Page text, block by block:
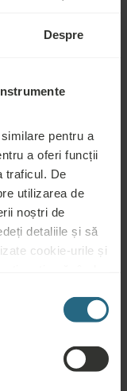
Despre
pentru a
a oferi funcții
traficul. De
utilizarea de
noștri de
detaliile și să
cookie-urile și
shortness of
diabetes or blood
incapacitation
de hotelurile noastre
și răspunsuri legate de